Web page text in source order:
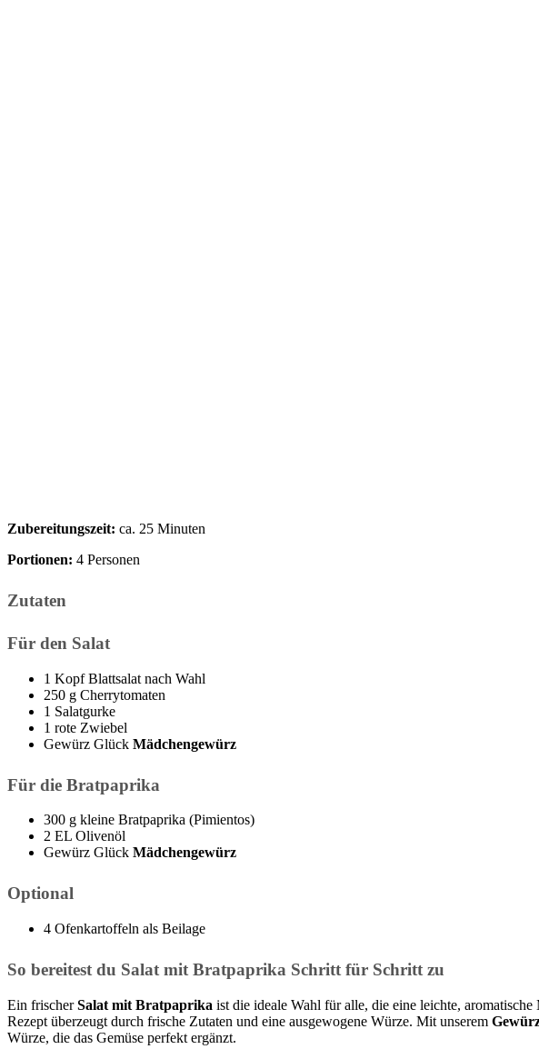
Zubereitungszeit: ca. 25 Minuten
Portionen: 4 Personen
Zutaten
Für den Salat
1 Kopf Blattsalat nach Wahl
250 g Cherrytomaten
1 Salatgurke
1 rote Zwiebel
Gewürz Glück Mädchengewürz
Für die Bratpaprika
300 g kleine Bratpaprika (Pimientos)
2 EL Olivenöl
Gewürz Glück Mädchengewürz
Optional
4 Ofenkartoffeln als Beilage
So bereitest du Salat mit Bratpaprika Schritt für Schritt zu
Ein frischerSalat mit Bratpaprika ist die ideale Wahl für alle, die eine leichte,
Rezept überzeugt durch frische Zutaten und eine ausgewogene Würze. Mit unserem
Würze, die das Gemüse perfekt ergänzt.